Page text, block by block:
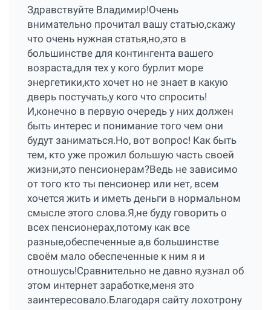
Здравствуйте Владимир!Очень
внимательно прочитал вашу статью,скажу
что очень нужная статья,но,это в
большинстве для контингента вашего
возраста,для тех у кого бурлит море
энергетики,кто хочет но не знает в какую
дверь постучать,у кого что спросить!
И,конечно в первую очередь у них должен
быть интерес и понимание того чем они
будут заниматься.Но, вот вопрос! Как быть
тем, кто уже прожил большую часть своей
жизни,это пенсионерам?Ведь не зависимо
от того кто ты пенсионер или нет, всем
хочется жить и иметь деньги в нормальном
смысле этого слова.Я,не буду говорить о
всех пенсионерах,потому как все
разные,обеспеченные а,в большинстве
своём мало обеспеченные к ним я и
отношусь!Сравнительно не давно я,узнал об
этом интернет заработке,меня это
заинтересовало.Благодаря сайту лохотрону